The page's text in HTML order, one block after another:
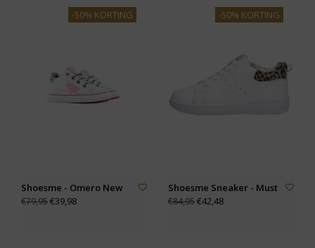
-50% KORTING
Shoesme - Omero New
€79,95€39,98
-50% KORTING
Shoesme Sneaker - Must
€84,95€42,48